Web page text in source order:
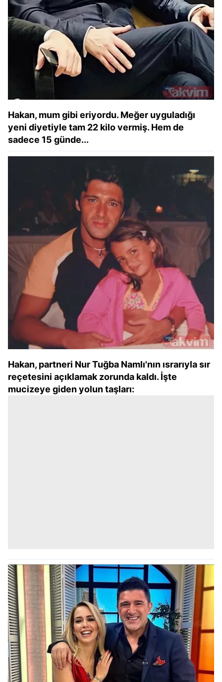
Hakan, mum gibi eriyordu. Meğer uyguladığı
yeni diyetiyle tam 22 kilo vermiş. Hem de
sadece 15 günde...
Hakan, partneri Nur Tuğba Namlı'nın ısrarıyla sır
reçetesini açıklamak zorunda kaldı. İşte
mucizeye giden yolun taşları: